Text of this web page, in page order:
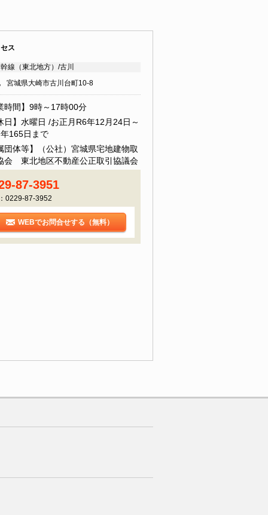
ス
線（東北地方）/古川
宮城県大崎市古川台町10-8
時間】9時～17時00分
日】水曜日 /お正月R6年12月24日～
165日まで
団体等】（公社）宮城県宅地建物取
会 東北地区不動産公正取引協議会
87-3951
0229-87-3952
WEBでお問合せする（無料）